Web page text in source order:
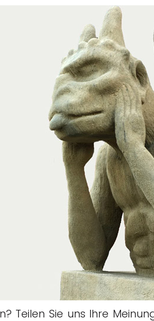
Teilen Sie uns Ihre